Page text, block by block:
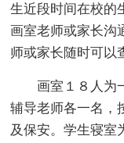
生近段时间在校的
画室老师或家长沟
师或家长随时可以
画室１８人为
辅导老师各一名，
及保安。学生寝室